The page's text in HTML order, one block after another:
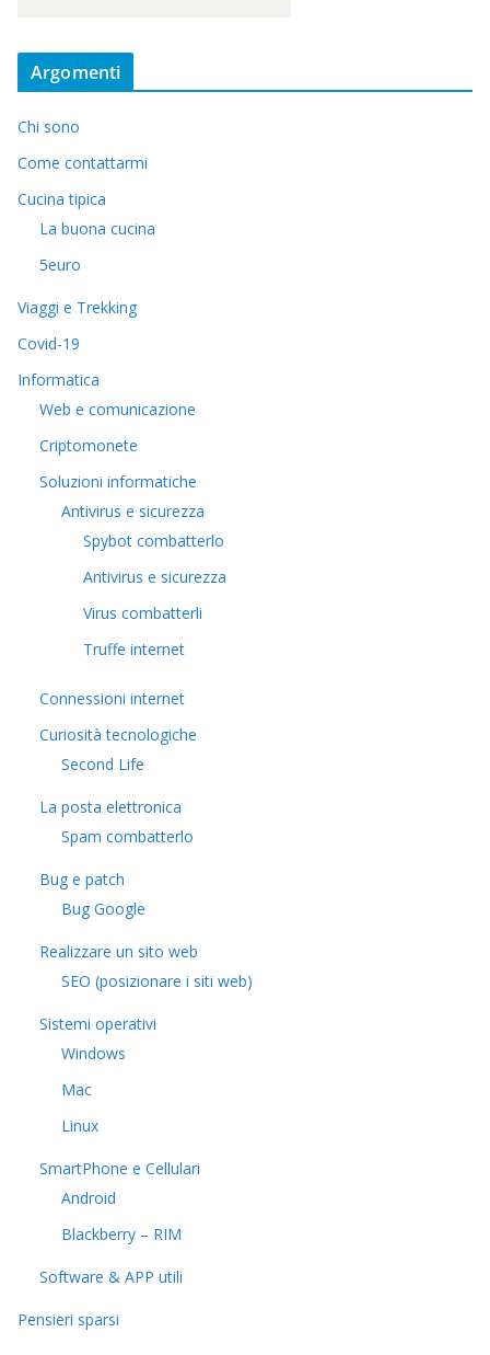
Argomenti
Chi sono
Come contattarmi
Cucina tipica
La buona cucina
5euro
Viaggi e Trekking
Covid-19
Informatica
Web e comunicazione
Criptomonete
Soluzioni informatiche
Antivirus e sicurezza
Spybot combatterlo
Antivirus e sicurezza
Virus combatterli
Truffe internet
Connessioni internet
Curiosità tecnologiche
​Second Life
La posta elettronica
Spam combatterlo
Bug e patch
Bug Google
Realizzare un sito web
SEO (posizionare i siti web)
Sistemi operativi
Windows
Mac
Linux
SmartPhone e Cellulari
Android
Blackberry – RIM
Software & APP utili
Pensieri sparsi